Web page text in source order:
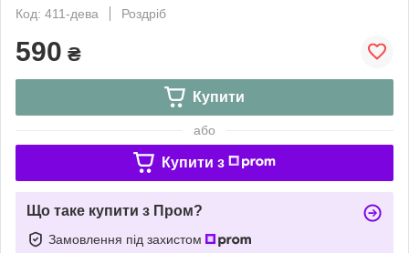
Код: 411-дева
Роздріб
590 ₴
Купити
або
Купити з
Що таке купити з Пром?
Замовлення під захистом